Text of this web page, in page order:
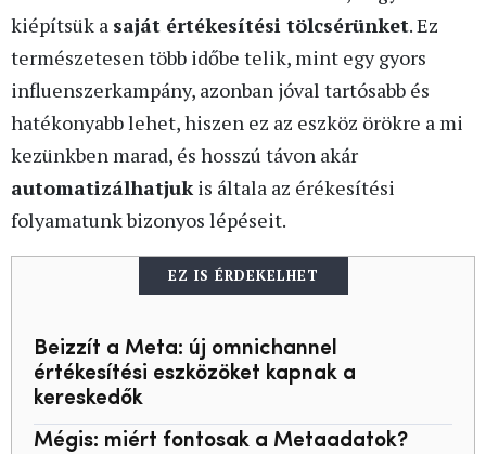
kiépítsük a saját értékesítési tölcsérünket. Ez
természetesen több időbe telik, mint egy gyors
influenszerkampány, azonban jóval tartósabb és
hatékonyabb lehet, hiszen ez az eszköz örökre a mi
kezünkben marad, és hosszú távon akár
automatizálhatjukis általa az érékesítési
folyamatunk bizonyos lépéseit.
EZ IS ÉRDEKELHET
Beizzít a Meta: új omnichannel
értékesítési eszközöket kapnak a
kereskedők
Mégis: miért fontosak a Metaadatok?